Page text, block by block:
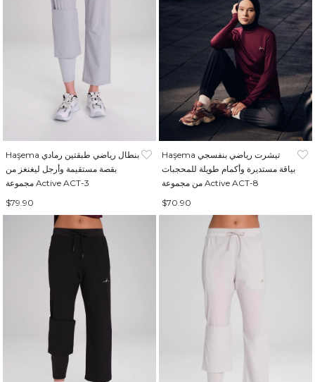
Haşema بنطال رياضي طبقتين رمادي
بقصة مستقيمة وأرجل ليغنغز من
مجموعة Active ACT-3
$79.90
Haşema تيشرت رياضي بنفسجي
بياقة مستديرة وأكمام طويلة للمحجبات
من مجموعة Active ACT-8
$70.90